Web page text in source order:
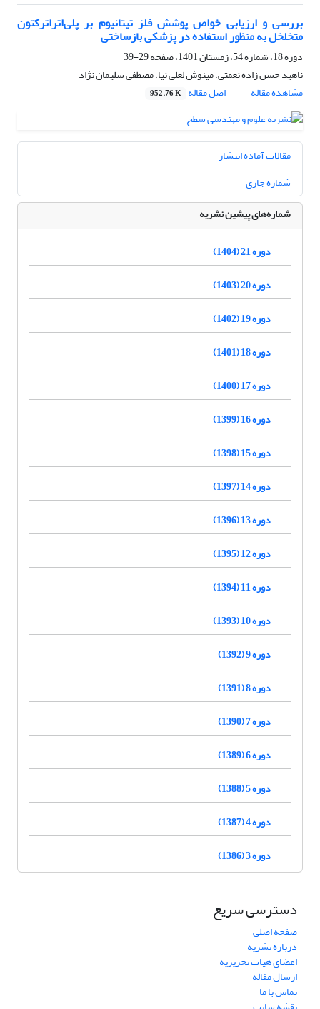
بررسی و ارزیابی خواص پوشش‌ فلز تیتانیوم بر پلی‌اتراترکتون
متخلخل به منظور استفاده در پزشکی بازساختی
دوره 18، شماره 54، زمستان 1401، صفحه
29-39
ناهید حسن زاده نعمتی، مینوش لعلی نیا، مصطفی سلیمان نژاد
مشاهده مقاله
اصل مقاله 952.76 K
مقالات آماده انتشار
شماره جاری
شماره‌های پیشین نشریه
دوره 21 (1404)
دوره 20 (1403)
دوره 19 (1402)
دوره 18 (1401)
دوره 17 (1400)
دوره 16 (1399)
دوره 15 (1398)
دوره 14 (1397)
دوره 13 (1396)
دوره 12 (1395)
دوره 11 (1394)
دوره 10 (1393)
دوره 9 (1392)
دوره 8 (1391)
دوره 7 (1390)
دوره 6 (1389)
دوره 5 (1388)
دوره 4 (1387)
دوره 3 (1386)
دسترسی سریع
صفحه اصلی
درباره نشریه
اعضای هیات تحریریه
ارسال مقاله
تماس با ما